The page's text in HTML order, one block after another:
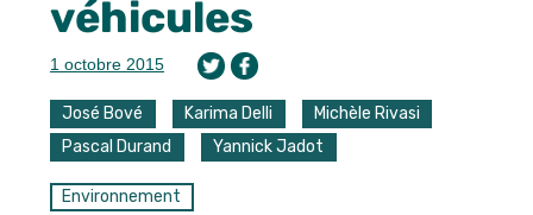
véhicules
1 octobre 2015
José Bové Karima Delli
Michèle Rivasi
Pascal Durand
Yannick Jadot
Environnement